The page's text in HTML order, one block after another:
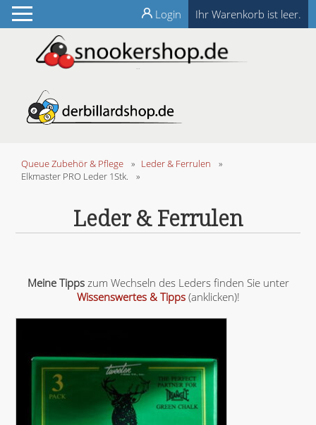
Ihr Warenkorb ist leer.
Login
Queue Zubehör & Pflege » Leder & Ferrulen
»
Elkmaster PRO Leder 1Stk.
»
Leder & Ferrulen
Meine Tipps zum Wechseln des Leders finden Sie unter
Wissenswertes & Tipps(anklicken)!